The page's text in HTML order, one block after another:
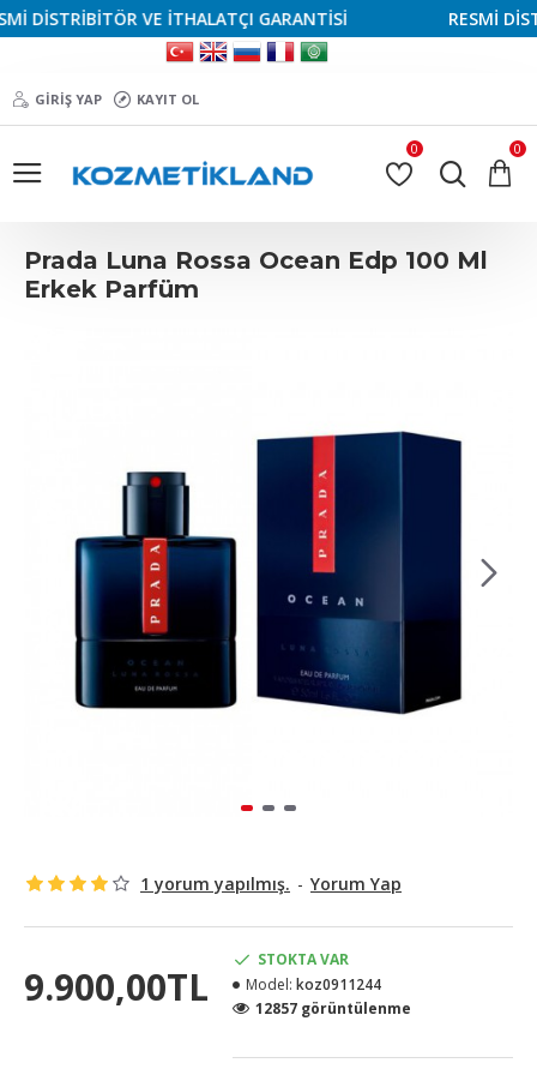
DİSTRİBİTÖR VE İTHALATÇI GARANTİSİ RESMİ
GIRIŞ YAP KAYIT OL
0 0
Prada Luna Rossa Ocean Edp 100 Ml
Erkek Parfüm
1 yorum yapılmış. - Yorum Yap
9.900,00TL
STOKTA VAR
Model: koz0911244
12857 görüntülenme